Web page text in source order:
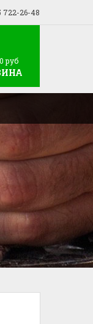
722-26-48
0 руб